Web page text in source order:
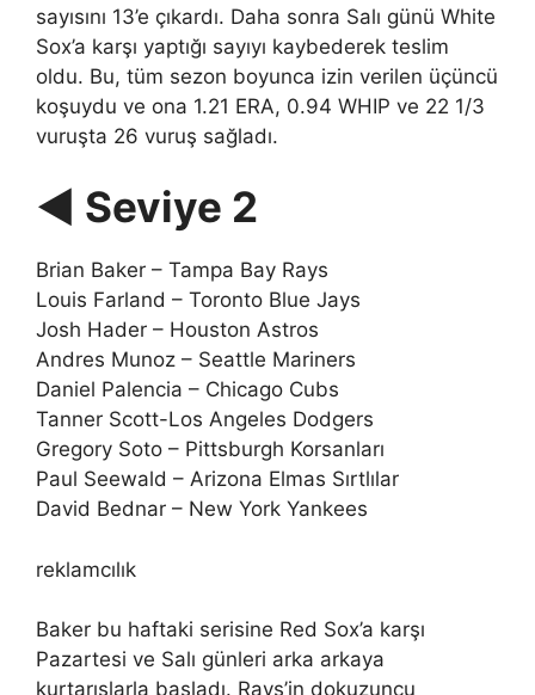
sayısını 13’e çıkardı. Daha sonra Salı günü White
Sox’a karşı yaptığı sayıyı kaybederek teslim
oldu. Bu, tüm sezon boyunca izin verilen üçüncü
koşuydu ve ona 1.21 ERA, 0.94 WHIP ve 22 1/3
vuruşta 26 vuruş sağladı.
◀ Seviye 2
Brian Baker – Tampa Bay Rays
Louis Farland – Toronto Blue Jays
Josh Hader – Houston Astros
Andres Munoz – Seattle Mariners
Daniel Palencia – Chicago Cubs
Tanner Scott-Los Angeles Dodgers
Gregory Soto – Pittsburgh Korsanları
Paul Seewald – Arizona Elmas Sırtlılar
David Bednar – New York Yankees
reklamcılık
Baker bu haftaki serisine Red Sox’a karşı
Pazartesi ve Salı günleri arka arkaya
kurtarışlarla başladı. Rays’in dokuzuncu